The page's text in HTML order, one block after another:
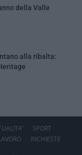
della Valle
alla ribalta:
SPORT
INCHIESTE